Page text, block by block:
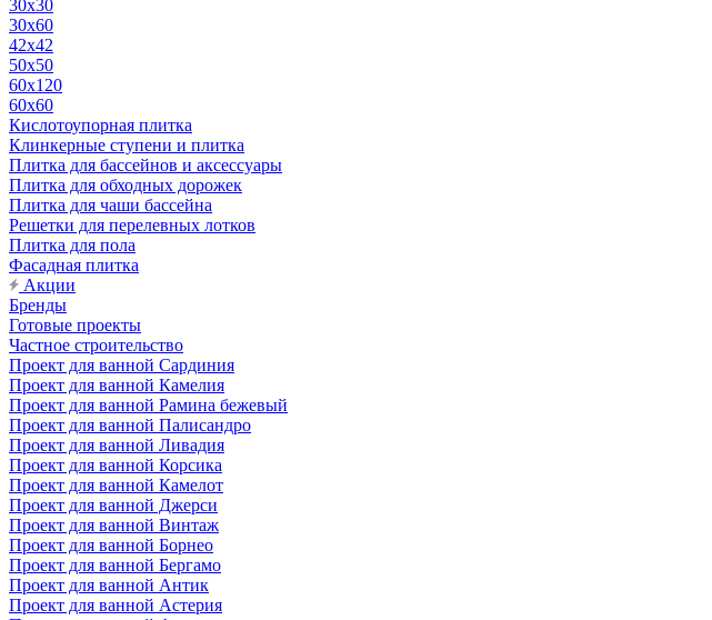
30х30
30х60
42х42
50х50
60х120
60х60
Кислотоупорная плитка
Клинкерные ступени и плитка
Плитка для бассейнов и аксессуары
Плитка для обходных дорожек
Плитка для чаши бассейна
Решетки для перелевных лотков
Плитка для пола
Фасадная плитка
Акции
Бренды
Готовые проекты
Частное строительство
Проект для ванной Сардиния
Проект для ванной Камелия
Проект для ванной Рамина бежевый
Проект для ванной Палисандро
Проект для ванной Ливадия
Проект для ванной Корсика
Проект для ванной Камелот
Проект для ванной Джерси
Проект для ванной Винтаж
Проект для ванной Борнео
Проект для ванной Бергамо
Проект для ванной Антик
Проект для ванной Астерия